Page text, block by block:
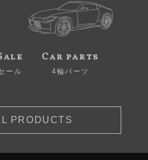
ール
Car parts
4輪パーツ
PRODUCTS